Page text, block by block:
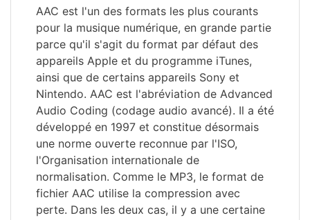
AAC est l'un des formats les plus courants
pour la musique numérique, en grande partie
parce qu'il s'agit du format par défaut des
appareils Apple et du programme iTunes,
ainsi que de certains appareils Sony et
Nintendo. AAC est l'abréviation de Advanced
Audio Coding (codage audio avancé). Il a été
développé en 1997 et constitue désormais
une norme ouverte reconnue par l'ISO,
l'Organisation internationale de
normalisation. Comme le MP3, le format de
fichier AAC utilise la compression avec
perte. Dans les deux cas, il y a une certaine